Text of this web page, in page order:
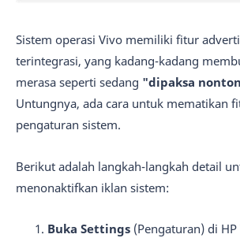
Sistem operasi Vivo memiliki fitur
terintegrasi, yang kadang-kadang
merasa seperti sedang "dipaksa
Untungnya, ada cara untuk mematikan
pengaturan sistem.
Berikut adalah langkah-langkah detail
menonaktifkan iklan sistem:
Buka Settings (Pengaturan) di